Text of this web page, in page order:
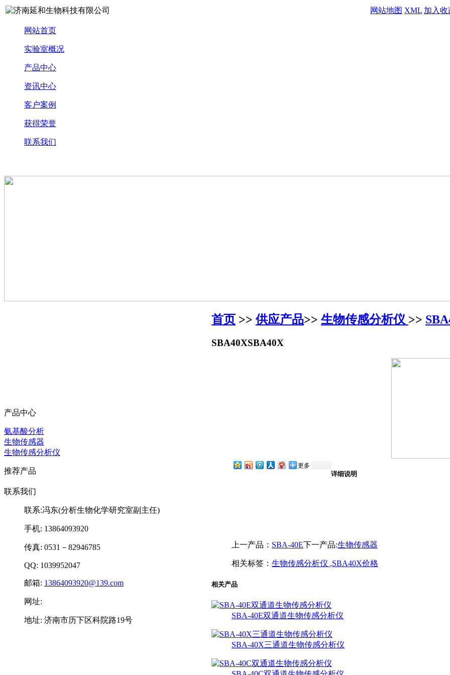
网站地图 XML 加入收
网站首页
实验室概况
产品中心
资讯中心
客户案例
获得荣誉
联系我们
产品中心
氨基酸分析
生物传感器
生物传感分析仪
推荐产品
联系我们
联系:冯东(分析生物化学研究室副主任)
手机: 13864093920
传真: 0531－82946785
QQ: 1039952047
邮箱: 13864093920@139.com
网址:
地址: 济南市历下区科院路19号
首页 >>供应产品>> 生物传感分析仪 >>
SBA40XSBA40X
更多
详细说明
上一产品： SBA-40E下一产品:生物传感器
相关标签： 生物传感分析仪 ,SBA40X价格
相关产品
SBA-40E双通道生物传感分析仪
SBA-40X三通道生物传感分析仪